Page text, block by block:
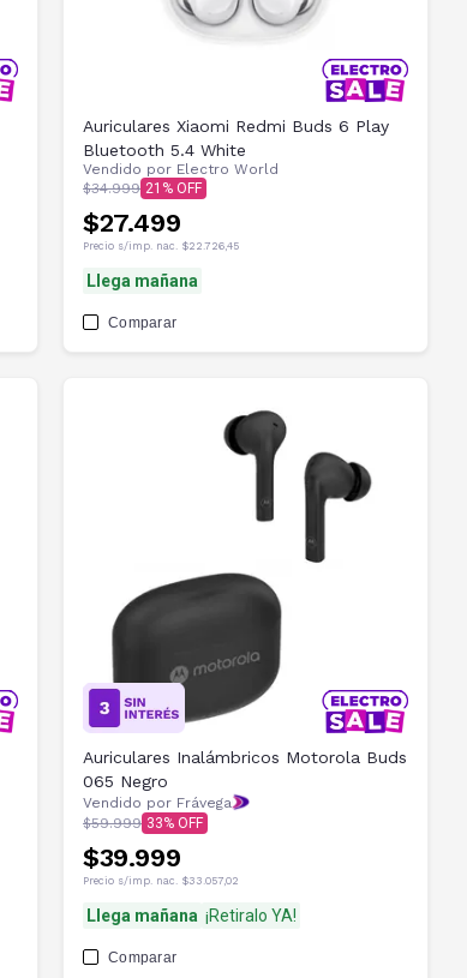
Auriculares Xiaomi Redmi Buds 6 Play
Bluetooth 5.4 White
Vendido por Electro World
$34.999 21
$27.499
Precio s/imp. nac. $22.726,45
Llega mañana
Comparar
Auriculares Inalámbricos Motorola Buds
065 Negro
Vendido por Frávega
$59.999 33
$39.999
Precio s/imp. nac. $33.057,02
Llega mañana ¡Retiralo YA!
Comparar